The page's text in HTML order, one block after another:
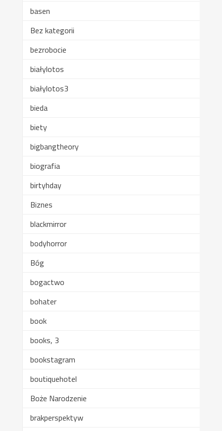
basen
Bez kategorii
bezrobocie
białylotos
białylotos3
bieda
biety
bigbangtheory
biografia
birtyhday
Biznes
blackmirror
bodyhorror
Bóg
bogactwo
bohater
book
books, 3
bookstagram
boutiquehotel
Boże Narodzenie
brakperspektyw